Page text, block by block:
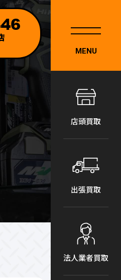
MENU
店頭買取
出張買取
法人業者買取